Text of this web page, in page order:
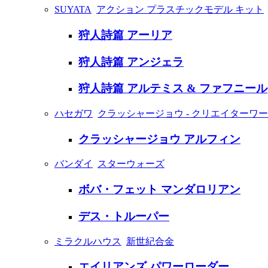
SUYATA アクション プラスチックモデル キット
狩人詩篇 アーリア
狩人詩篇 アンジェラ
狩人詩篇 アルテミス & ファフニール
ハセガワ クラッシャージョウ - クリエイターワ
クラッシャージョウ アルフィン
バンダイ スターウォーズ
ボバ・フェット マンダロリアン
デス・トルーパー
ミラクルハウス 新世紀合金